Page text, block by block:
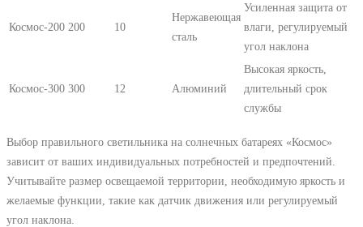
Космос-200 200 10
Нержавеющая
сталь
Усиленная защита от
влаги, регулируемый
угол наклона
Космос-300 300 12 Алюминий
Высокая яркость,
длительный срок
службы
Выбор правильного светильника на солнечных батареях «Космос»
зависит от ваших индивидуальных потребностей и предпочтений.
Учитывайте размер освещаемой территории, необходимую яркость и
желаемые функции, такие как датчик движения или регулируемый
угол наклона.